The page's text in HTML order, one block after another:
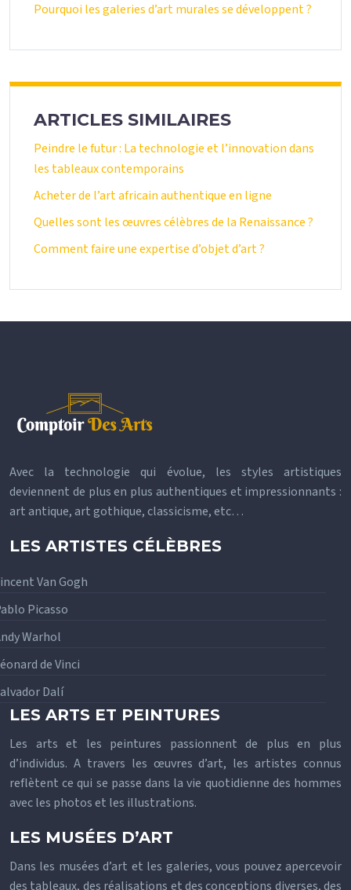
Pourquoi les galeries d’art murales se développent ?
ARTICLES SIMILAIRES
Peindre le futur : La technologie et l’innovation dans
les tableaux contemporains
Acheter de l’art africain authentique en ligne
Quelles sont les œuvres célèbres de la Renaissance ?
Comment faire une expertise d’objet d’art ?
Avec la technologie qui évolue, les styles artistiques
deviennent de plus en plus authentiques et impressionnants :
art antique, art gothique, classicisme, etc…
LES ARTISTES CÉLÈBRES
Van Gogh
Picasso
Warhol
de Vinci
Dalí
LES ARTS ET PEINTURES
Les arts et les peintures passionnent de plus en plus
d’individus. A travers les œuvres d’art, les artistes connus
reflètent ce qui se passe dans la vie quotidienne des hommes
avec les photos et les illustrations.
LES MUSÉES D’ART
Dans les musées d’art et les galeries, vous pouvez apercevoir
des tableaux, des réalisations et des conceptions diverses, des